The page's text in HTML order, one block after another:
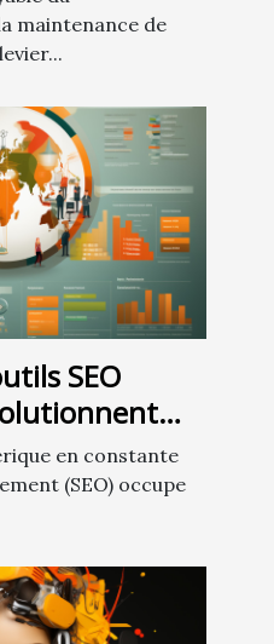
maintenance de
SEO
de
pour les
en constante
(SEO) occupe